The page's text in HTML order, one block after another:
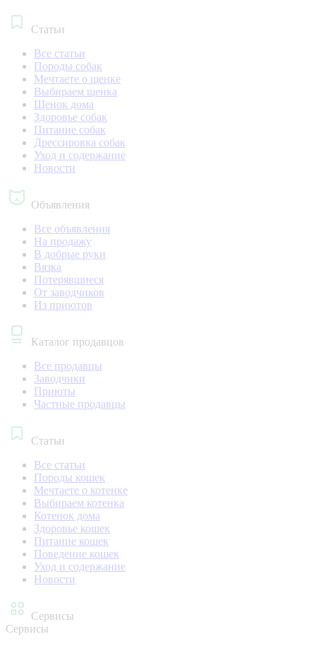
Статьи
Все статьи
Породы собак
Мечтаете о щенке
Выбираем щенка
Щенок дома
Здоровье собак
Питание собак
Дрессировка собак
Уход и содержание
Новости
Объявления
Все объявления
На продажу
В добрые руки
Вязка
Потерявшиеся
От заводчиков
Из приютов
Каталог продавцов
Все продавцы
Заводчики
Приюты
Частные продавцы
Статьи
Все статьи
Породы кошек
Мечтаете о котенке
Выбираем котенка
Котенок дома
Здоровье кошек
Питание кошек
Поведение кошек
Уход и содержание
Новости
Сервисы
Сервисы